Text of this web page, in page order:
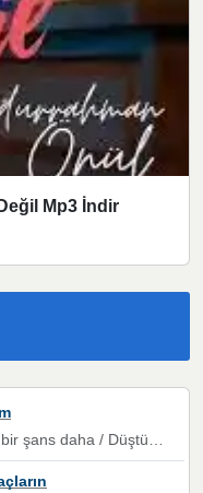
Mp3 İndir
geçmişin tekrarına izin verilmeyeceğini, kişisel sınırların çizildiğini gösteriyor.